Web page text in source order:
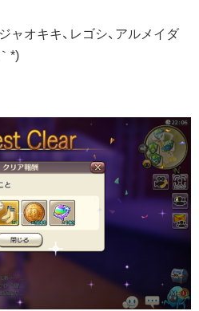
ャオキキ、レゴシ、アルメイダ
*)